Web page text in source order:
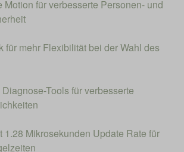
Motion für verbesserte Personen- und
für mehr Flexibilität bei der Wahl des
Tools für verbesserte
1.28 Mikrosekunden Update Rate für